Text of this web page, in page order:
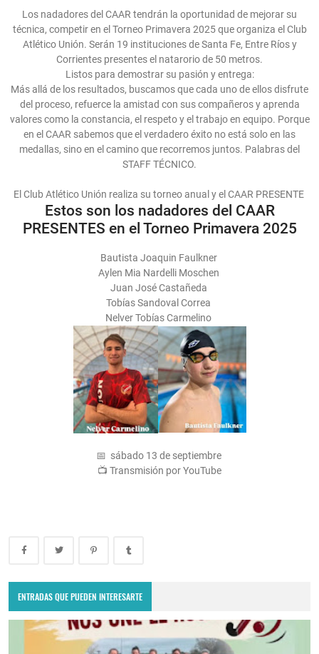
Los nadadores del CAAR tendrán la oportunidad de mejorar su
técnica, competir en el Torneo Primavera 2025 que organiza el Club
Atlético Unión. Serán 19 instituciones de Santa Fe, Entre Ríos y
Corrientes presentes el natarorio de 50 metros.
Listos para demostrar su pasión y entrega:
Más allá de los resultados, buscamos que cada uno de ellos disfrute
del proceso, refuerce la amistad con sus compañeros y aprenda
valores como la constancia, el respeto y el trabajo en equipo. Porque
en el CAAR sabemos que el verdadero éxito no está solo en las
medallas, sino en el camino que recorremos juntos. Palabras del
STAFF TÉCNICO.
El Club Atlético Unión realiza su torneo anual y el CAAR PRESENTE
Estos son los nadadores del CAAR
PRESENTES en el Torneo Primavera 2025
Bautista Joaquin Faulkner
Aylen Mia Nardelli Moschen
Juan José Castañeda
Tobías Sandoval Correa
Nelver Tobías Carmelino
📅 sábado 13 de septiembre
📺 Transmisión por YouTube
ENTRADAS QUE PUEDEN INTERESARTE